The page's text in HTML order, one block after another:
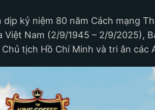
dịp kỷ niệm 80 năm Cách mạng
Việt Nam (2/9/1945 – 2/9/2025),
Chủ tịch Hồ Chí Minh và tri ân